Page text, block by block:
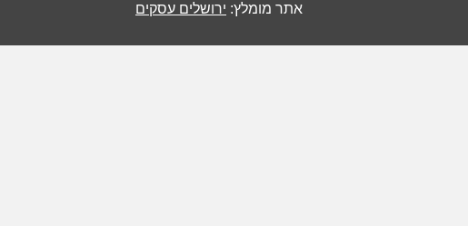
אתר מומלץ: ירושלים עסקים